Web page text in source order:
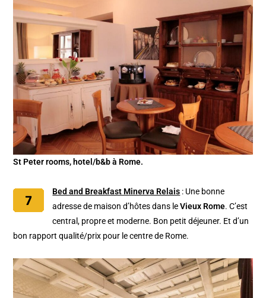
St Peter rooms, hotel/b&b à Rome.
Bed and Breakfast Minerva Relais : Une bonne
adresse de maison d’hôtes dans leVieux Rome. C’est
central, propre et moderne. Bon petit déjeuner. Et d’un
bon rapport qualité/prix pour le centre de Rome.